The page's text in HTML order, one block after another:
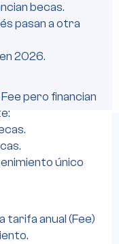
becas.
pasan a otra
2026.
pero financian
único
tarifa anual (Fee)